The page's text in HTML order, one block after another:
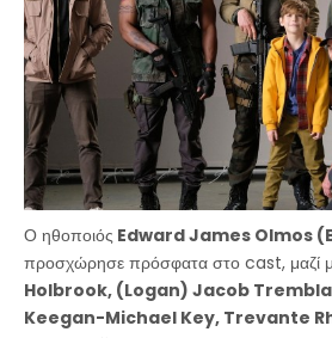
Ο ηθοποιός Edward James Olmos
προσχώρησε πρόσφατα στο cast, μαζί
Holbrook, (Logan) Jacob
Keegan-Michael Key, Trevante